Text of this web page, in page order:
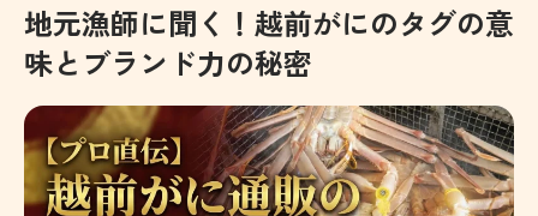
地元漁師に聞く！越前がにのタグの意
味とブランド力の秘密